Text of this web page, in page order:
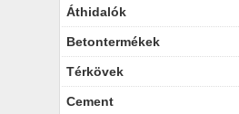
Áthidalók
Betontermékek
Térkövek
Cement